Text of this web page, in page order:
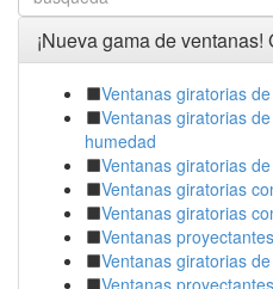
¡Nueva gama de
Ventanas giratorias
Ventanas giratorias
humedad
Ventanas giratorias
Ventanas giratorias
Ventanas giratorias
Ventanas
Ventanas giratorias